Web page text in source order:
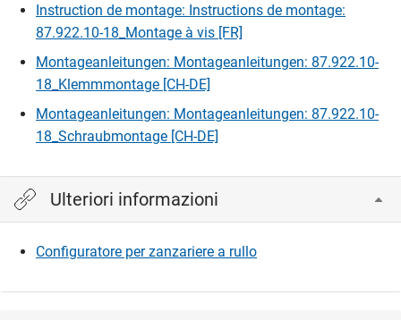
Instruction de montage: Instructions de montage:
87.922.10-18_Montage à vis [FR]
Montageanleitungen: Montageanleitungen: 87.922.10-
18_Klemmmontage [CH-DE]
Montageanleitungen: Montageanleitungen: 87.922.10-
18_Schraubmontage [CH-DE]
Ulteriori informazioni
Configuratore per zanzariere a rullo